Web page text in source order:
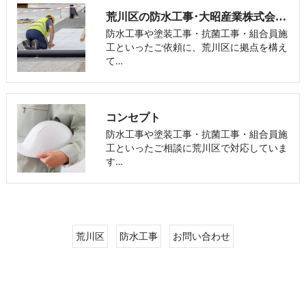
荒川区の防水工事･大昭産業株式会社の口コミ情報
防水工事や塗装工事・抗菌工事・組合員施
工といったご依頼に、荒川区に拠点を構え
て…
コンセプト
防水工事や塗装工事・抗菌工事・組合員施
工といったご相談に荒川区で対応していま
す…
荒川区 防水工事 お問い合わせ